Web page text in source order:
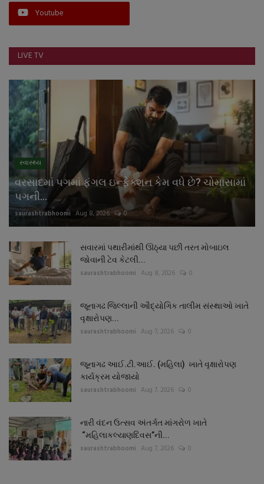
Youtube
LIVE TV
સ્વાસ્થ્ય
વરસાદમાં પગમાં ફંગલ ઇન્ફેક્શન કેમ વધે છે? ચોમાસામાં
પગની...
saurashtrabhoomi Aug 8, 2026 0
સવારમાં પથારીમાંથી ઊઠ્યા પછી તરત મોબાઇલ
જોવાની ટેવ કેટલી...
saurashtrabhoomi Aug 8, 2026 0
જૂનાગઢ જિલ્લાની ઔદ્યોગિક તાલીમ સંસ્થાઓ ખાતે
વૃક્ષારોપણ...
saurashtrabhoomi Aug 7, 2026 0
જૂનાગઢ આઈ.ટી.આઈ. (મહિલા) ખાતે વૃક્ષારોપણ
કાર્યક્રમ યોજાયો
saurashtrabhoomi Aug 7, 2026 0
નારી વંદન ઉત્સવ અંતર્ગત માંગરોળ ખાતે
“મહિલાકલ્યાણદિવસ”ની...
saurashtrabhoomi Aug 7, 2026 0